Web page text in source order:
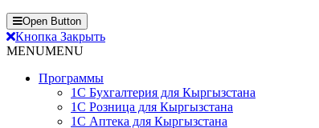
Open Button
Кнопка Закрыть
MENUMENU
Программы
1С Бухгалтерия для Кыргызстана
1С Розница для Кыргызстана
1С Аптека для Кыргызстана